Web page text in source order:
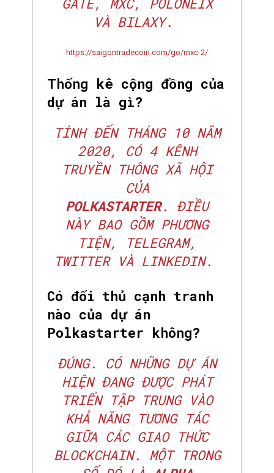
VÀ BILAXY.
https://saigontradecoin.com/go/mxc-2/
Thống kê cộng đồng của
dự án là gì?
TÍNH ĐẾN THÁNG 10 NĂM
2020, CÓ 4 KÊNH
TRUYỀN THÔNG XÃ HỘI
CỦA
POLKASTARTER. ĐIỀU
NÀY BAO GỒM PHƯƠNG
TIỆN, TELEGRAM,
TWITTER VÀ LINKEDIN.
Có đối thủ cạnh tranh
nào của dự án
Polkastarter không?
ĐÚNG. CÓ NHỮNG DỰ ÁN
HIỆN ĐANG ĐƯỢC PHÁT
TRIỂN TẬP TRUNG VÀO
KHẢ NĂNG TƯƠNG TÁC
GIỮA CÁC GIAO THỨC
BLOCKCHAIN. MỘT TRONG